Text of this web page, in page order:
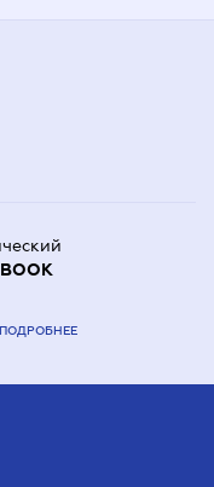
ПОДРОБНЕЕ